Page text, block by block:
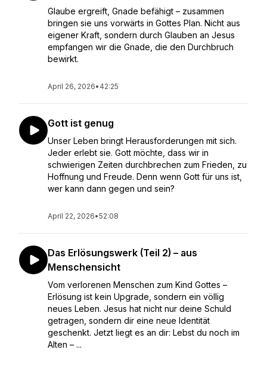
Glaube ergreift, Gnade befähigt – zusammen
bringen sie uns vorwärts in Gottes Plan. Nicht aus
eigener Kraft, sondern durch Glauben an Jesus
empfangen wir die Gnade, die den Durchbruch
bewirkt.
April 26, 2026• 42:25
Gott ist genug
Unser Leben bringt Herausforderungen mit sich.
Jeder erlebt sie. Gott möchte, dass wir in
schwierigen Zeiten durchbrechen zum Frieden, zu
Hoffnung und Freude. Denn wenn Gott für uns ist,
wer kann dann gegen und sein?
April 22, 2026•52:08
Das Erlösungswerk (Teil 2) – aus
Menschensicht
Vom verlorenen Menschen zum Kind Gottes –
Erlösung ist kein Upgrade, sondern ein völlig
neues Leben. Jesus hat nicht nur deine Schuld
getragen, sondern dir eine neue Identität
geschenkt. Jetzt liegt es an dir: Lebst du noch im
Alten – ...